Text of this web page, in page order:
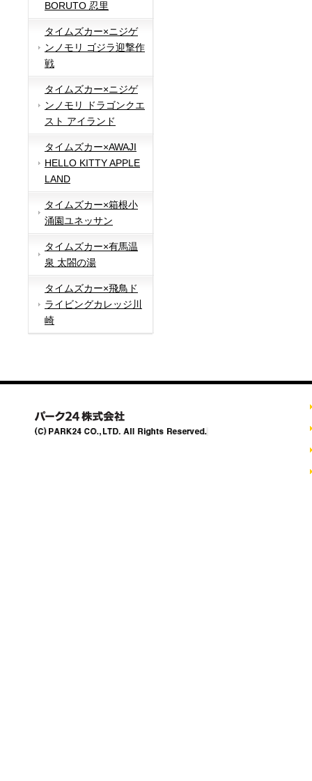
BORUTO 忍里
タイムズカー×ニジゲ
ンノモリ ゴジラ迎撃作
戦
タイムズカー×ニジゲ
ンノモリ ドラゴンクエ
スト アイランド
タイムズカー×AWAJI
HELLO KITTY APPLE
LAND
タイムズカー×箱根小
涌園ユネッサン
タイムズカー×有馬温
泉 太閤の湯
タイムズカー×飛鳥ド
ライビングカレッジ川
崎